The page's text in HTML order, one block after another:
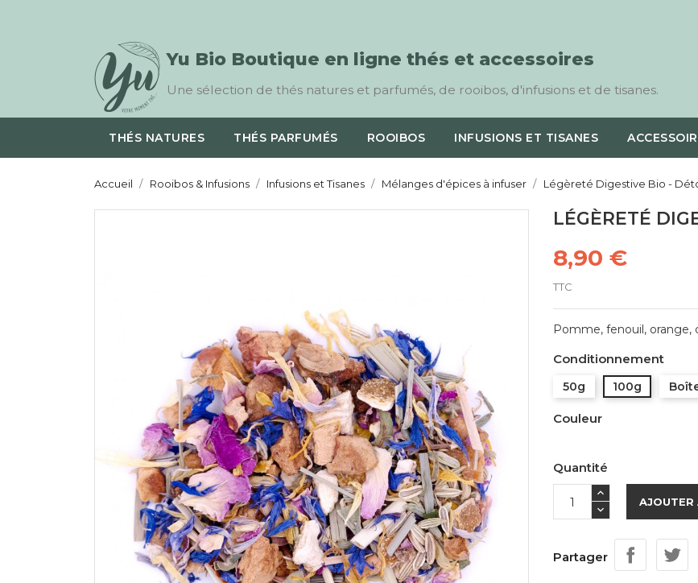
Yu Bio Boutique en ligne thés et accessoires
Une sélection de thés natures et parfumés, de rooibos, d'infusions et de tisanes.
THÉS NATURES THÉS PARFUMÉS ROOIBOS INFUSIONS ET TISANES
Accueil Rooibos & Infusions Infusions et Tisanes Mélanges d'épices à infuser Légèreté Digestive Bio -
LÉGÈRETÉ
8,90 €
TTC
Pomme, fenouil, orange,
Conditionnement
50g 100g
Couleur
Quantité
AJOUTER
Partager